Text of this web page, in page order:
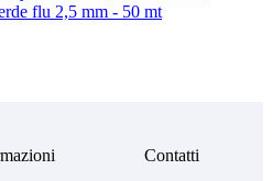
flu 2,5 mm - 50 mt
Contatti